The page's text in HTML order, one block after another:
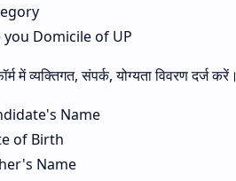
you Domicile of UP
में व्यक्तिगत, संपर्क, योग्यता विवरण दर्ज करें।
Name
of Birth
Name